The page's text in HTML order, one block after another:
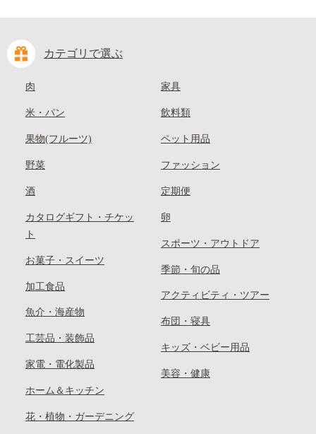
カテゴリで選ぶ
肉
米・パン
果物(フルーツ)
野菜
酒
カタログギフト・チケッ
ト
お菓子・スイーツ
加工食品
魚介・海産物
工芸品・装飾品
家電・電化製品
ホーム＆キッチン
花・植物・ガーデニング
家具
飲料類
ペット用品
ファッション
定期便
卵
スポーツ・アウトドア
季節・旬の品
アクティビティ・ツアー
布団・寝具
キッズ・ベビー用品
美容・健康